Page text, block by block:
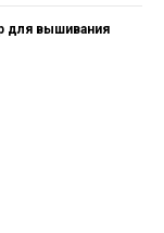
для вышивания